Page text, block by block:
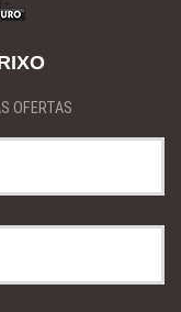
OFERTAS